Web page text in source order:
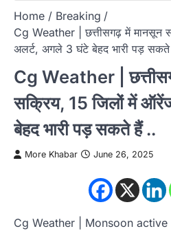
Home
Breaking
Cg Weather | छत्तीसगढ़ में मानसून
अलर्ट, अगले 3 घंटे बेहद भारी पड़
Cg Weather |
सक्रिय, 15 जिलों में
बेहद भारी पड़ सकते हैं ..
More Khabar June 26, 2025
Cg Weather | Monsoon